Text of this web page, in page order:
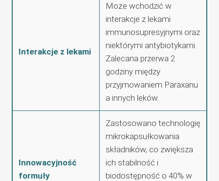
Interakcje z lekami
Może wchodzić w
interakcje z lekami
immunosupresyjnymi oraz
niektórymi antybiotykami.
Zalecana przerwa 2
godziny między
przyjmowaniem Paraxanu
a innych leków.
Innowacyjność
formuły
Zastosowano technologię
mikrokapsułkowania
składników, co zwiększa
ich stabilność i
biodostępność o 40% w